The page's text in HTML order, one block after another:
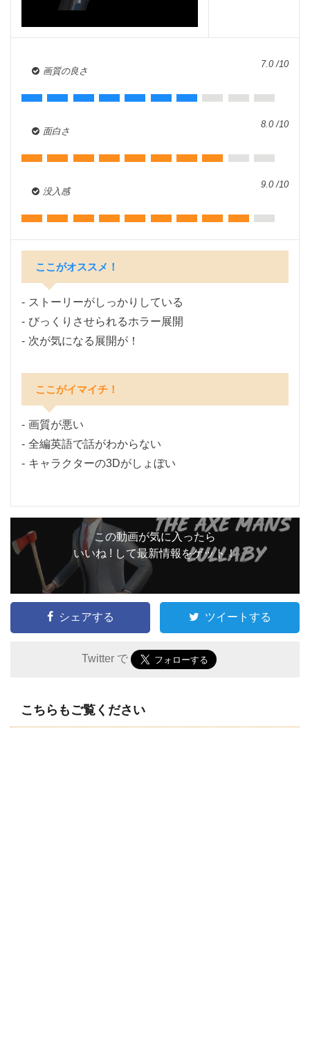
画質の良さ
7.0 /10
面白さ
8.0 /10
没入感
9.0 /10
ここがオススメ！
ストーリーがしっかりしている
びっくりさせられるホラー展開
次が気になる展開が！
ここがイマイチ！
画質が悪い
全編英語で話がわからない
キャラクターの3Dがしょぼい
この動画が気に入ったら
いいね ! して最新情報をゲット！
シェアする ツイートする
Twitter で
こちらもご覧ください